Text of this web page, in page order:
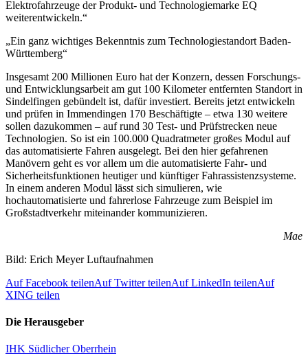
Elektrofahrzeuge der Produkt- und Technologiemarke EQ
weiterentwickeln.“
„Ein ganz wichtiges Bekenntnis zum Technologiestandort Baden-
Württemberg“
Insgesamt 200 Millionen Euro hat der Konzern, dessen Forschungs-
und Entwicklungsarbeit am gut 100 Kilometer entfernten Standort in
Sindelfingen gebündelt ist, dafür investiert. Bereits jetzt entwickeln
und prüfen in Immendingen 170 Beschäftigte – etwa 130 weitere
sollen dazukommen – auf rund 30 Test- und Prüfstrecken neue
Technologien. So ist ein 100.000 Quadratmeter großes Modul auf
das automatisierte Fahren ausgelegt. Bei den hier gefahrenen
Manövern geht es vor allem um die automatisierte Fahr- und
Sicherheitsfunktionen heutiger und künftiger Fahrassistenzsysteme.
In einem anderen Modul lässt sich simulieren, wie
hochautomatisierte und fahrerlose Fahrzeuge zum Beispiel im
Großstadtverkehr miteinander kommunizieren.
Mae
Bild: Erich Meyer Luftaufnahmen
Auf Facebook teilenAuf Twitter teilenAuf LinkedIn teilenAuf
XING teilen
Die Herausgeber
IHK Südlicher Oberrhein